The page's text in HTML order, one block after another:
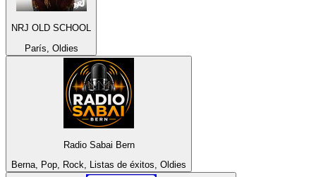
NRJ OLD SCHOOL
París, Oldies
Radio Sabai Bern
Berna, Pop, Rock, Listas de éxitos, Oldies